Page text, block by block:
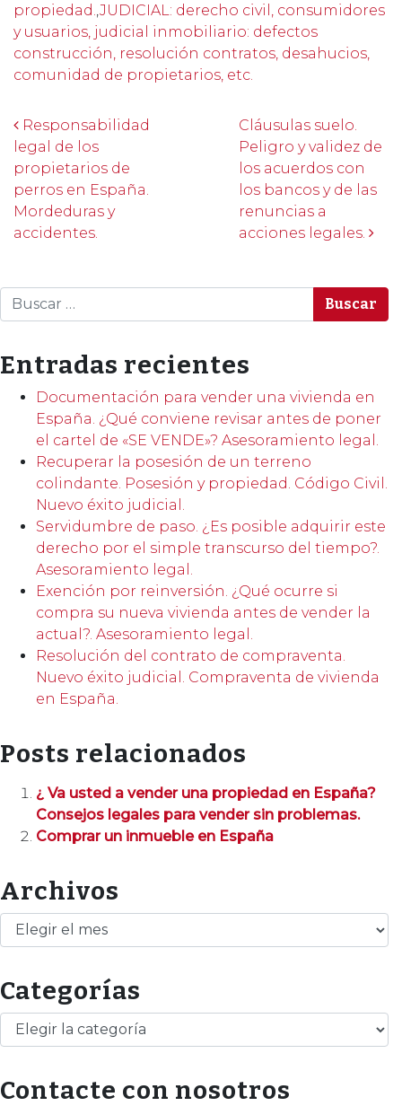
propiedad. JUDICIAL: derecho civil, consumidores
y usuarios, judicial inmobiliario: defectos
construcción, resolución contratos, desahucios,
comunidad de propietarios, etc.
Post navigation
Responsabilidad
legal de los
propietarios de
perros en España.
Mordeduras y
accidentes.
Cláusulas suelo.
Peligro y validez de
los acuerdos con
los bancos y de las
renuncias a
acciones legales.
Buscar
Entradas recientes
Documentación para vender una vivienda en
España. ¿Qué conviene revisar antes de poner
el cartel de «SE VENDE»? Asesoramiento legal.
Recuperar la posesión de un terreno
colindante. Posesión y propiedad. Código Civil.
Nuevo éxito judicial.
Servidumbre de paso. ¿Es posible adquirir este
derecho por el simple transcurso del tiempo?.
Asesoramiento legal.
Exención por reinversión. ¿Qué ocurre si
compra su nueva vivienda antes de vender la
actual?. Asesoramiento legal.
Resolución del contrato de compraventa.
Nuevo éxito judicial. Compraventa de vivienda
en España.
Posts relacionados
¿ Va usted a vender una propiedad en España?
Consejos legales para vender sin problemas.
Comprar un inmueble en España
Archivos
Archivos
Categorías
Categorías
Contacte con nosotros